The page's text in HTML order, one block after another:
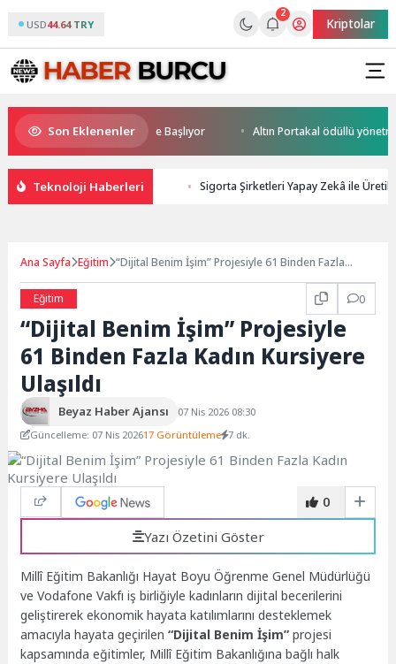
USD44.64 TRY
2
Kriptolar
Son Eklenenler
Cup Heyecanı Paris’te Başlıyor Altın Portakal ödüllü yönetmen
Teknoloji Haberleri Sigorta Şirketleri Yapay Zekâ ile
Ana Sayfa Eğitim “Dijital Benim İşim” Projesiyle 61 Binden Fazla
Eğitim
0
“Dijital Benim İşim” Projesiyle
61 Binden Fazla Kadın Kursiyere
Ulaşıldı
Beyaz Haber Ajansı
07 Nis 2026 08:30
Güncelleme: 07 Nis 202617 Görüntüleme 7 dk.
0
Yazı Özetini Göster
Millî Eğitim Bakanlığı Hayat Boyu Öğrenme Genel Müdürlüğü
ve Vodafone Vakfı iş birliğiyle kadınların dijital becerilerini
geliştirerek ekonomik hayata katılımlarını desteklemek
amacıyla hayata geçirilen“Dijital Benim İşim” projesi
kapsamında eğitimler, Millî Eğitim Bakanlığına bağlı halk